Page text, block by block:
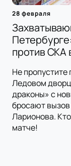
28 февраля
против СКА
Не пропустите
Ледовом
драконы» с
бросают
Ларионова.
матче!